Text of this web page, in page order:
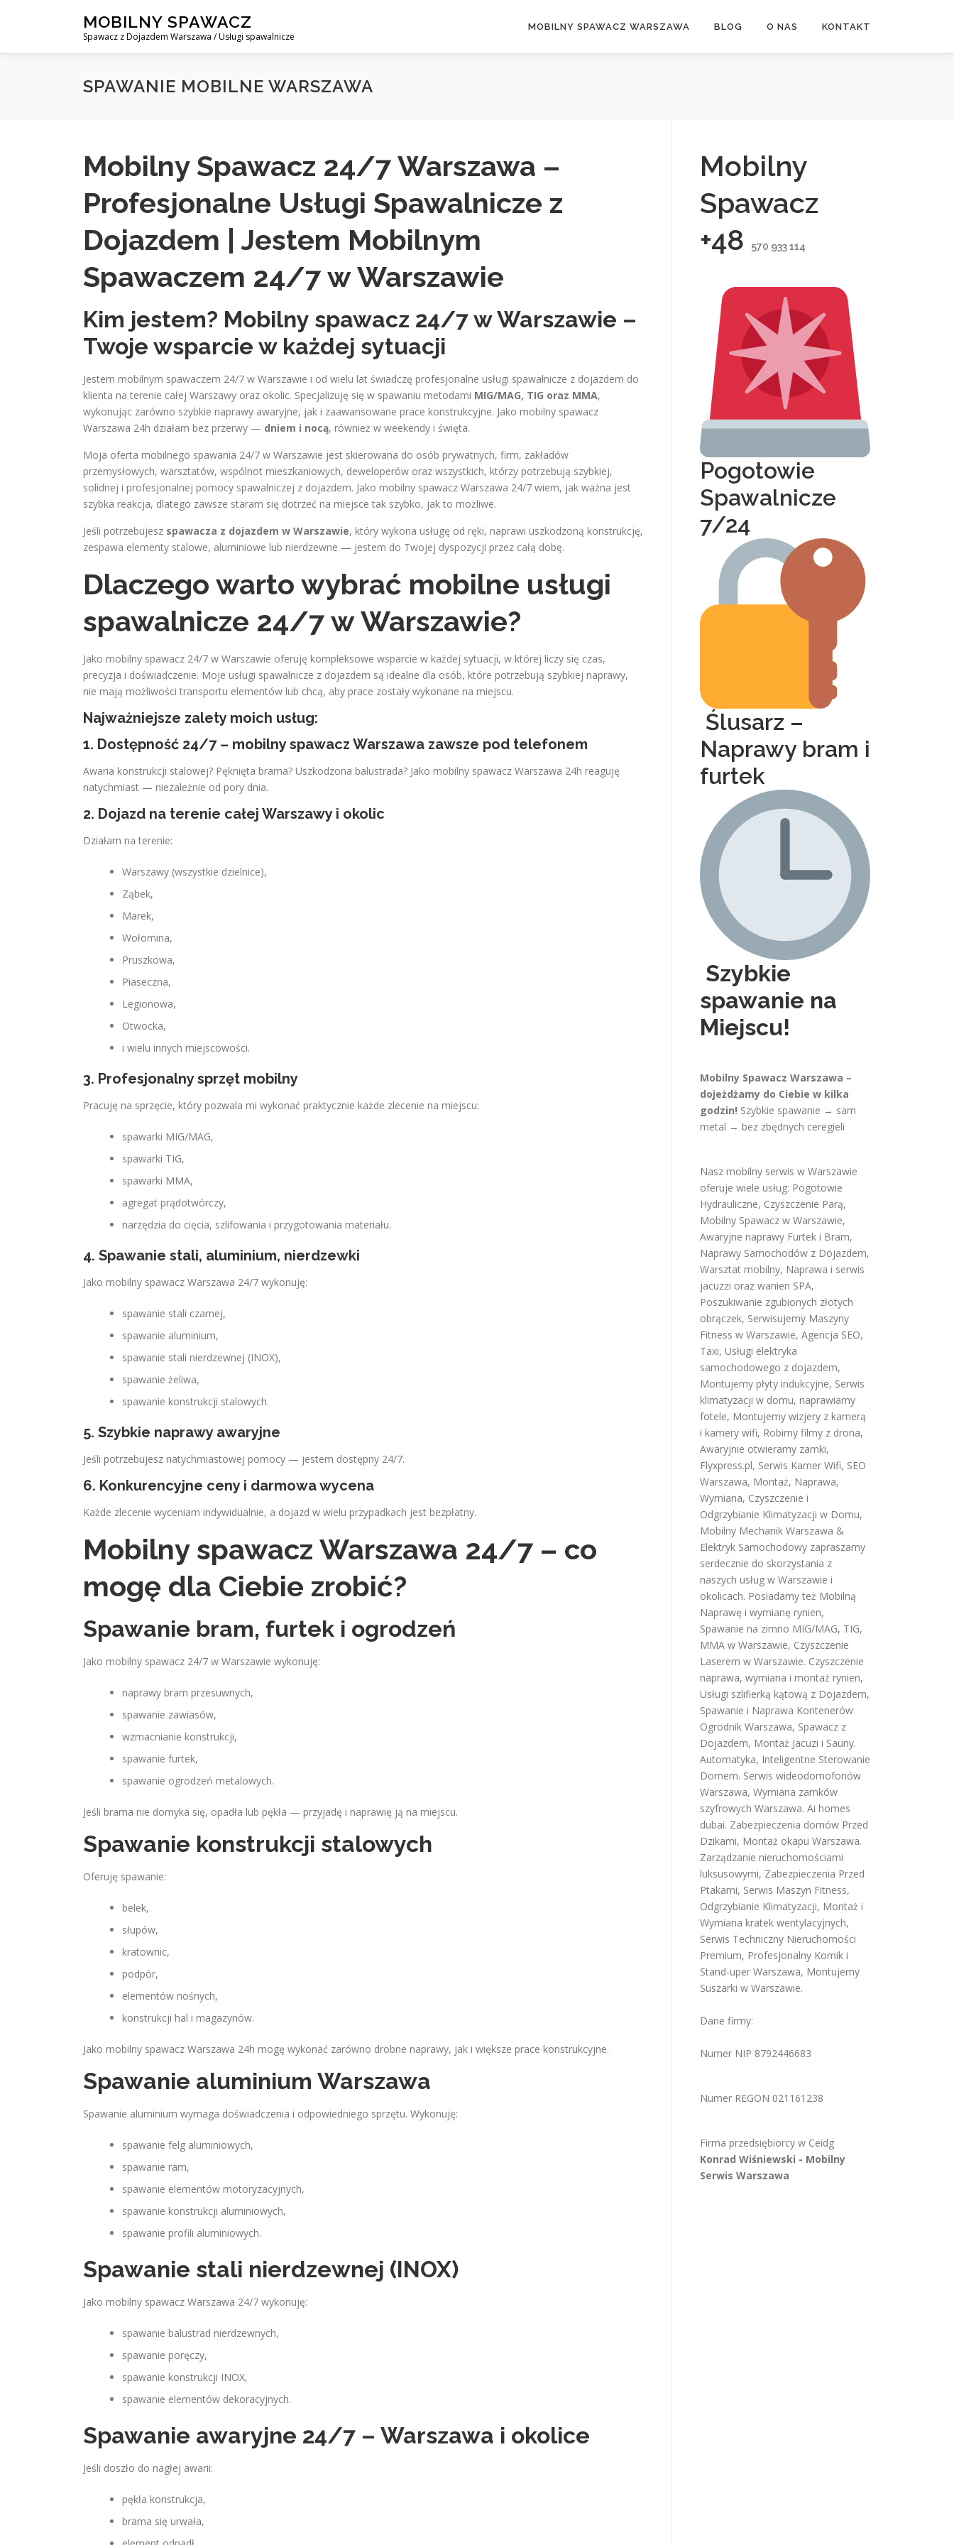
MOBILNY SPAWACZ
Spawacz z Dojazdem Warszawa / Usługi spawalnicze
MOBILNY SPAWACZ WARSZAWA BLOG O NAS KONTAKT
SPAWANIE MOBILNE WARSZAWA
Mobilny Spawacz 24/7 Warszawa –
Profesjonalne Usługi Spawalnicze z
Dojazdem | Jestem Mobilnym
Spawaczem 24/7 w Warszawie
Kim jestem? Mobilny spawacz 24/7 w Warszawie –
Twoje wsparcie w każdej sytuacji
Jestem mobilnym spawaczem 24/7 w Warszawie i od wielu lat świadczę profesjonalne usługi spawalnicze z dojazdem do
klienta na terenie całej Warszawy oraz okolic. Specjalizuję się w spawaniu metodami MIG/MAG, TIG oraz MMA,
wykonując zarówno szybkie naprawy awaryjne, jak i zaawansowane prace konstrukcyjne. Jako mobilny spawacz
Warszawa 24h działam bez przerwy — dniem i nocą, również w weekendy i święta.
Moja oferta mobilnego spawania 24/7 w Warszawie jest skierowana do osób prywatnych, firm, zakładów
przemysłowych, warsztatów, wspólnot mieszkaniowych, deweloperów oraz wszystkich, którzy potrzebują szybkiej,
solidnej i profesjonalnej pomocy spawalniczej z dojazdem. Jako mobilny spawacz Warszawa 24/7 wiem, jak ważna jest
szybka reakcja, dlatego zawsze staram się dotrzeć na miejsce tak szybko, jak to możliwe.
Jeśli potrzebujesz spawacza z dojazdem w Warszawie, który wykona usługę od ręki, naprawi uszkodzoną konstrukcję,
zespawa elementy stalowe, aluminiowe lub nierdzewne — jestem do Twojej dyspozycji przez całą dobę.
Dlaczego warto wybrać mobilne usługi
spawalnicze 24/7 w Warszawie?
Jako mobilny spawacz 24/7 w Warszawie oferuję kompleksowe wsparcie w każdej sytuacji, w której liczy się czas,
precyzja i doświadczenie. Moje usługi spawalnicze z dojazdem są idealne dla osób, które potrzebują szybkiej naprawy,
nie mają możliwości transportu elementów lub chcą, aby prace zostały wykonane na miejscu.
Najważniejsze zalety moich usług:
1. Dostępność 24/7 – mobilny spawacz Warszawa zawsze pod telefonem
Awaria konstrukcji stalowej? Pęknięta brama? Uszkodzona balustrada? Jako mobilny spawacz Warszawa 24h reaguję
natychmiast — niezależnie od pory dnia.
2. Dojazd na terenie całej Warszawy i okolic
Działam na terenie:
Warszawy (wszystkie dzielnice),
Ząbek,
Marek,
Wołomina,
Pruszkowa,
Piaseczna,
Legionowa,
Otwocka,
i wielu innych miejscowości.
3. Profesjonalny sprzęt mobilny
Pracuję na sprzęcie, który pozwala mi wykonać praktycznie każde zlecenie na miejscu:
spawarki MIG/MAG,
spawarki TIG,
spawarki MMA,
agregat prądotwórczy,
narzędzia do cięcia, szlifowania i przygotowania materiału.
4. Spawanie stali, aluminium, nierdzewki
Jako mobilny spawacz Warszawa 24/7 wykonuję:
spawanie stali czarnej,
spawanie aluminium,
spawanie stali nierdzewnej (INOX),
spawanie żeliwa,
spawanie konstrukcji stalowych.
5. Szybkie naprawy awaryjne
Jeśli potrzebujesz natychmiastowej pomocy — jestem dostępny 24/7.
6. Konkurencyjne ceny i darmowa wycena
Każde zlecenie wyceniam indywidualnie, a dojazd w wielu przypadkach jest bezpłatny.
Mobilny spawacz Warszawa 24/7 – co
mogę dla Ciebie zrobić?
Spawanie bram, furtek i ogrodzeń
Jako mobilny spawacz 24/7 w Warszawie wykonuję:
naprawy bram przesuwnych,
spawanie zawiasów,
wzmacnianie konstrukcji,
spawanie furtek,
spawanie ogrodzeń metalowych.
Jeśli brama nie domyka się, opadła lub pękła — przyjadę i naprawię ją na miejscu.
Spawanie konstrukcji stalowych
Oferuję spawanie:
belek,
słupów,
kratownic,
podpór,
elementów nośnych,
konstrukcji hal i magazynów.
Jako mobilny spawacz Warszawa 24h mogę wykonać zarówno drobne naprawy, jak i większe prace konstrukcyjne.
Spawanie aluminium Warszawa
Spawanie aluminium wymaga doświadczenia i odpowiedniego sprzętu. Wykonuję:
spawanie felg aluminiowych,
spawanie ram,
spawanie elementów motoryzacyjnych,
spawanie konstrukcji aluminiowych,
spawanie profili aluminiowych.
Spawanie stali nierdzewnej (INOX)
Jako mobilny spawacz Warszawa 24/7 wykonuję:
spawanie balustrad nierdzewnych,
spawanie poręczy,
spawanie konstrukcji INOX,
spawanie elementów dekoracyjnych.
Spawanie awaryjne 24/7 – Warszawa i okolice
Jeśli doszło do nagłej awarii:
pękła konstrukcja,
brama się urwała,
Mobilny
Spawacz
+48
570 933 114
Pogotowie
Spawalnicze
7/24
Ślusarz –
Naprawy bram i
furtek
Szybkie
spawanie na
Miejscu!
Mobilny Spawacz Warszawa –
dojeżdżamy do Ciebie w kilka
godzin! Szybkie spawanie → sam
metal → bez zbędnych ceregieli
Nasz mobilny serwis w Warszawie
oferuje wiele usług: Pogotowie
Hydrauliczne, Czyszczenie Parą,
Mobilny Spawacz w Warszawie,
Awaryjne naprawy Furtek i Bram,
Naprawy Samochodów z Dojazdem,
Warsztat mobilny, Naprawa i serwis
jacuzzi oraz wanien SPA,
Poszukiwanie zgubionych złotych
obrączek, Serwisujemy Maszyny
Fitness w Warszawie, Agencja SEO,
Taxi, Usługi elektryka
samochodowego z dojazdem,
Montujemy płyty indukcyjne, Serwis
klimatyzacji w domu, naprawiamy
fotele, Montujemy wizjery z kamerą
i kamery wifi, Robimy filmy z drona,
Awaryjnie otwieramy zamki,
Flyxpress.pl, Serwis Kamer Wifi, SEO
Warszawa, Montaż, Naprawa,
Wymiana, Czyszczenie i
Odgrzybianie Klimatyzacji w Domu,
Mobilny Mechanik Warszawa &
Elektryk Samochodowy zapraszamy
serdecznie do skorzystania z
naszych usług w Warszawie i
okolicach. Posiadamy też Mobilną
Naprawę i wymianę rynien,
Spawanie na zimno MIG/MAG, TIG,
MMA w Warszawie, Czyszczenie
Laserem w Warszawie. Czyszczenie
naprawa, wymiana i montaż rynien,
Usługi szlifierką kątową z Dojazdem,
Spawanie i Naprawa Kontenerów
Ogrodnik Warszawa, Spawacz z
Dojazdem, Montaż Jacuzi i Sauny.
Automatyka, Inteligentne Sterowanie
Domem. Serwis wideodomofonów
Warszawa, Wymiana zamków
szyfrowych Warszawa. Ai homes
dubai. Zabezpieczenia domów Przed
Dzikami, Montaż okapu Warszawa.
Zarządzanie nieruchomościami
luksusowymi, Zabezpieczenia Przed
Ptakami, Serwis Maszyn Fitness,
Odgrzybianie Klimatyzacji, Montaż i
Wymiana kratek wentylacyjnych,
Serwis Techniczny Nieruchomości
Premium, Profesjonalny Komik i
Stand-uper Warszawa, Montujemy
Suszarki w Warszawie.
Dane firmy:
Numer NIP 8792446683
Numer REGON 021161238
Firma przedsiębiorcy w Ceidg
Konrad Wiśniewski - Mobilny
Serwis Warszawa